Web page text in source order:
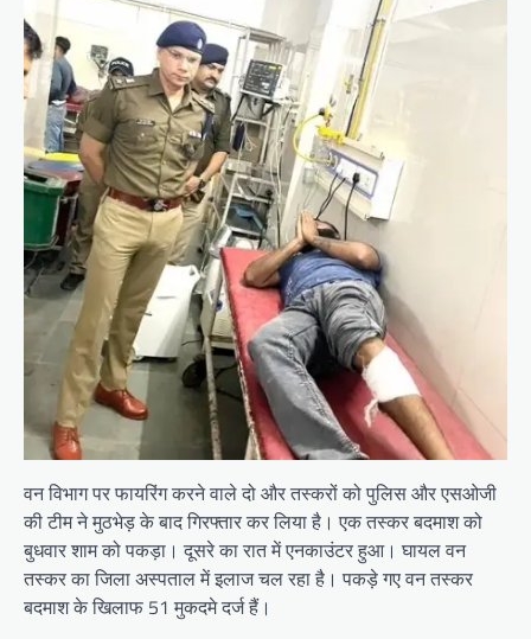
वन विभाग पर फायरिंग करने वाले दो और तस्करों को पुलिस और एसओजी
की टीम ने मुठभेड़ के बाद गिरफ्तार कर लिया है। एक तस्कर बदमाश को
बुधवार शाम को पकड़ा। दूसरे का रात में एनकाउंटर हुआ। घायल वन
तस्कर का जिला अस्पताल में इलाज चल रहा है। पकड़े गए वन तस्कर
बदमाश के खिलाफ 51 मुकदमे दर्ज हैं।